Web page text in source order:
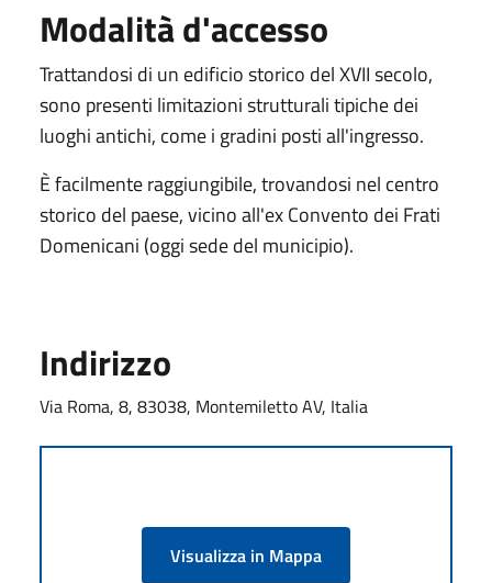
Modalità d'accesso
Trattandosi di un edificio storico del XVII secolo,
sono presenti limitazioni strutturali tipiche dei
luoghi antichi, come i gradini posti all'ingresso.
È facilmente raggiungibile, trovandosi nel centro
storico del paese, vicino all'ex Convento dei Frati
Domenicani (oggi sede del municipio).
Indirizzo
Via Roma, 8, 83038, Montemiletto AV, Italia
Visualizza in Mappa